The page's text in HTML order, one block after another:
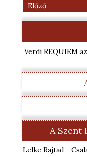
Előző
Verdi REQUIEM
A Szent
Lelke Rajtad -